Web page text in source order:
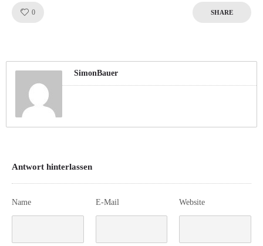
0 SHARE
SimonBauer
Antwort hinterlassen
Name E-Mail Website